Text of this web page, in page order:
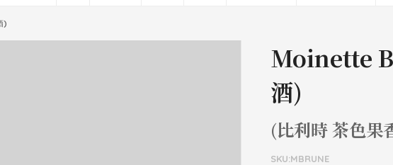
)
Moinette
酒)
(比利時 茶色果
SKU:MBRUNE